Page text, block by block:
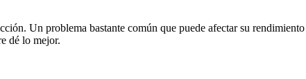
Un problema bastante común que puede afectar su
dé lo mejor.